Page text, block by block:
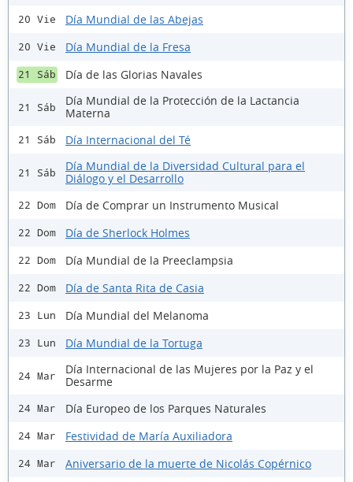
20 Vie Día Mundial de las Abejas
20 Vie Día Mundial de la Fresa
21 Sáb Día de las Glorias Navales
21 Sáb
Día Mundial de la Protección de la Lactancia
Materna
21 Sáb Día Internacional del Té
21 Sáb
Día Mundial de la Diversidad Cultural para el
Diálogo y el Desarrollo
22 Dom Día de Comprar un Instrumento Musical
22 Dom Día de Sherlock Holmes
22 Dom Día Mundial de la Preeclampsia
22 Dom Día de Santa Rita de Casia
23 Lun Día Mundial del Melanoma
23 Lun Día Mundial de la Tortuga
24 Mar
Día Internacional de las Mujeres por la Paz y el
Desarme
24 Mar Día Europeo de los Parques Naturales
24 Mar Festividad de María Auxiliadora
24 Mar Aniversario de la muerte de Nicolás Copérnico